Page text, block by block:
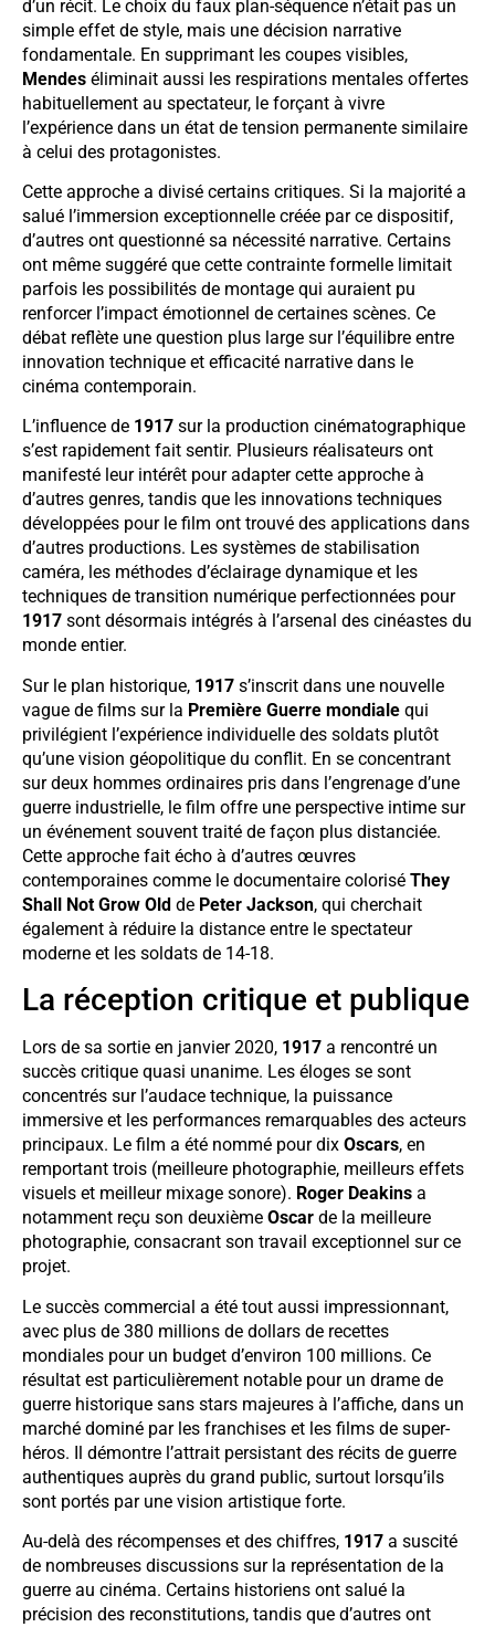
d’un récit. Le choix du faux plan-séquence n’était pas un
simple effet de style, mais une décision narrative
fondamentale. En supprimant les coupes visibles,
Mendes éliminait aussi les respirations mentales offertes
habituellement au spectateur, le forçant à vivre
l’expérience dans un état de tension permanente similaire
à celui des protagonistes.
Cette approche a divisé certains critiques. Si la majorité a
salué l’immersion exceptionnelle créée par ce dispositif,
d’autres ont questionné sa nécessité narrative. Certains
ont même suggéré que cette contrainte formelle limitait
parfois les possibilités de montage qui auraient pu
renforcer l’impact émotionnel de certaines scènes. Ce
débat reflète une question plus large sur l’équilibre entre
innovation technique et efficacité narrative dans le
cinéma contemporain.
L’influence de 1917 sur la production cinématographique
s’est rapidement fait sentir. Plusieurs réalisateurs ont
manifesté leur intérêt pour adapter cette approche à
d’autres genres, tandis que les innovations techniques
développées pour le film ont trouvé des applications dans
d’autres productions. Les systèmes de stabilisation
caméra, les méthodes d’éclairage dynamique et les
techniques de transition numérique perfectionnées pour
1917 sont désormais intégrés à l’arsenal des cinéastes du
monde entier.
Sur le plan historique, 1917 s’inscrit dans une nouvelle
vague de films sur la Première Guerre mondiale qui
privilégient l’expérience individuelle des soldats plutôt
qu’une vision géopolitique du conflit. En se concentrant
sur deux hommes ordinaires pris dans l’engrenage d’une
guerre industrielle, le film offre une perspective intime sur
un événement souvent traité de façon plus distanciée.
Cette approche fait écho à d’autres œuvres
contemporaines comme le documentaire colorisé They
Shall Not Grow Old de Peter Jackson, qui cherchait
également à réduire la distance entre le spectateur
moderne et les soldats de 14-18.
La réception critique et publique
Lors de sa sortie en janvier 2020, 1917 a rencontré un
succès critique quasi unanime. Les éloges se sont
concentrés sur l’audace technique, la puissance
immersive et les performances remarquables des acteurs
principaux. Le film a été nommé pour dix Oscars, en
remportant trois (meilleure photographie, meilleurs effets
visuels et meilleur mixage sonore). Roger Deakins a
notamment reçu son deuxième Oscar de la meilleure
photographie, consacrant son travail exceptionnel sur ce
projet.
Le succès commercial a été tout aussi impressionnant,
avec plus de 380 millions de dollars de recettes
mondiales pour un budget d’environ 100 millions. Ce
résultat est particulièrement notable pour un drame de
guerre historique sans stars majeures à l’affiche, dans un
marché dominé par les franchises et les films de super-
héros. Il démontre l’attrait persistant des récits de guerre
authentiques auprès du grand public, surtout lorsqu’ils
sont portés par une vision artistique forte.
Au-delà des récompenses et des chiffres, 1917 a suscité
de nombreuses discussions sur la représentation de la
guerre au cinéma. Certains historiens ont salué la
précision des reconstitutions, tandis que d’autres ont